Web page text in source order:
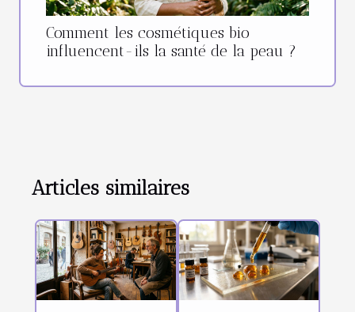
Comment les cosmétiques bio
influencent-ils la santé de la peau ?
Articles similaires